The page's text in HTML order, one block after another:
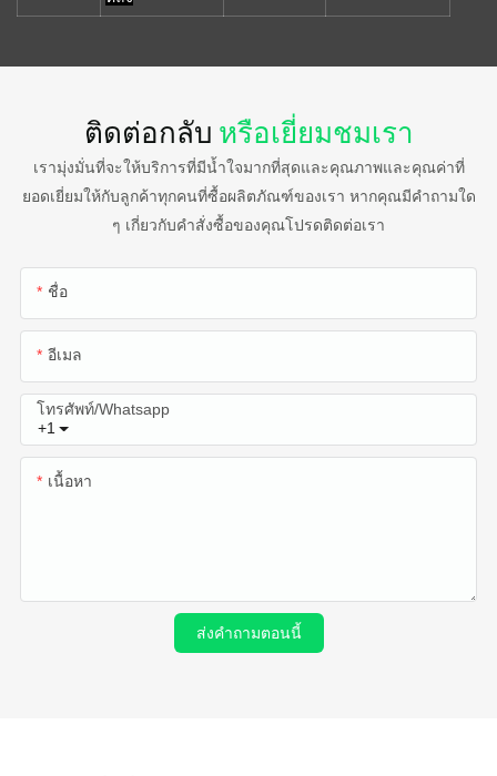
ติดต่อกลับ หรือเยี่ยมชมเรา
เรามุ่งมั่นที่จะให้บริการที่มีน้ำใจมากที่สุดและคุณภาพและคุณค่าที่
ยอดเยี่ยมให้กับลูกค้าทุกคนที่ซื้อผลิตภัณฑ์ของเรา หากคุณมีคำถามใด
ๆ เกี่ยวกับคำสั่งซื้อของคุณโปรดติดต่อเรา
ชื่อ
อีเมล
+1
โทรศัพท์/whatsapp
เนื้อหา
ส่งคำถามตอนนี้